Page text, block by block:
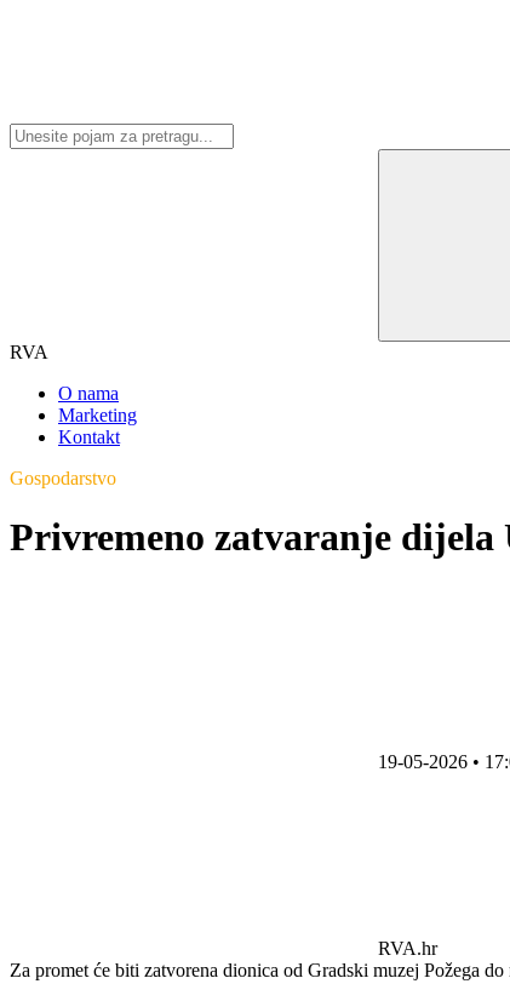
RVA
O nama
Marketing
Kontakt
Gospodarstvo
Privremeno zatvaranje dijela
19-05-2026 •
RVA.hr
Za promet će biti zatvorena dionica od Gradski muzej Požega